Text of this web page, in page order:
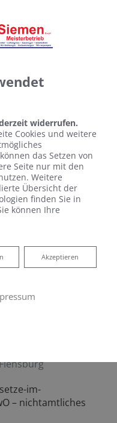
Thomas Siemen
im-
– nichtamtliches
widerrufen.
Cookies und weitere
das Setzen von
Seite nur mit den
Weitere
Übersicht der
finden Sie in
können Ihre
Akzeptieren